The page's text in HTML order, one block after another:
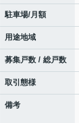
駐車場/月額
用途地域
募集戸数 / 総戸数
取引態様
備考